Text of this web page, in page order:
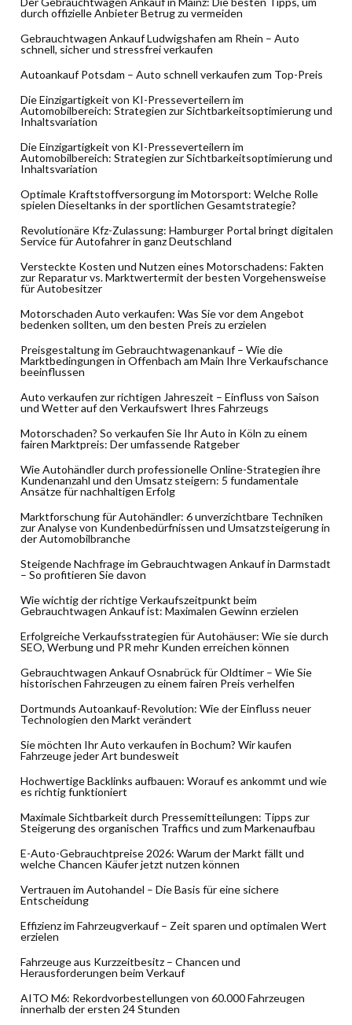
durch offizielle Anbieter Betrug zu vermeiden
Gebrauchtwagen Ankauf Ludwigshafen am Rhein – Auto
schnell, sicher und stressfrei verkaufen
Autoankauf Potsdam – Auto schnell verkaufen zum Top-Preis
Die Einzigartigkeit von KI-Presseverteilern im
Automobilbereich: Strategien zur Sichtbarkeitsoptimierung und
Inhaltsvariation
Die Einzigartigkeit von KI-Presseverteilern im
Automobilbereich: Strategien zur Sichtbarkeitsoptimierung und
Inhaltsvariation
Optimale Kraftstoffversorgung im Motorsport: Welche Rolle
spielen Dieseltanks in der sportlichen Gesamtstrategie?
Revolutionäre Kfz-Zulassung: Hamburger Portal bringt digitalen
Service für Autofahrer in ganz Deutschland
Versteckte Kosten und Nutzen eines Motorschadens: Fakten
zur Reparatur vs. Marktwertermit der besten Vorgehensweise
für Autobesitzer
Motorschaden Auto verkaufen: Was Sie vor dem Angebot
bedenken sollten, um den besten Preis zu erzielen
Preisgestaltung im Gebrauchtwagenankauf – Wie die
Marktbedingungen in Offenbach am Main Ihre Verkaufschance
beeinflussen
Auto verkaufen zur richtigen Jahreszeit – Einfluss von Saison
und Wetter auf den Verkaufswert Ihres Fahrzeugs
Motorschaden? So verkaufen Sie Ihr Auto in Köln zu einem
fairen Marktpreis: Der umfassende Ratgeber
Wie Autohändler durch professionelle Online-Strategien ihre
Kundenanzahl und den Umsatz steigern: 5 fundamentale
Ansätze für nachhaltigen Erfolg
Marktforschung für Autohändler: 6 unverzichtbare Techniken
zur Analyse von Kundenbedürfnissen und Umsatzsteigerung in
der Automobilbranche
Steigende Nachfrage im Gebrauchtwagen Ankauf in Darmstadt
– So profitieren Sie davon
Wie wichtig der richtige Verkaufszeitpunkt beim
Gebrauchtwagen Ankauf ist: Maximalen Gewinn erzielen
Erfolgreiche Verkaufsstrategien für Autohäuser: Wie sie durch
SEO, Werbung und PR mehr Kunden erreichen können
Gebrauchtwagen Ankauf Osnabrück für Oldtimer – Wie Sie
historischen Fahrzeugen zu einem fairen Preis verhelfen
Dortmunds Autoankauf-Revolution: Wie der Einfluss neuer
Technologien den Markt verändert
Sie möchten Ihr Auto verkaufen in Bochum? Wir kaufen
Fahrzeuge jeder Art bundesweit
Hochwertige Backlinks aufbauen: Worauf es ankommt und wie
es richtig funktioniert
Maximale Sichtbarkeit durch Pressemitteilungen: Tipps zur
Steigerung des organischen Traffics und zum Markenaufbau
E-Auto-Gebrauchtpreise 2026: Warum der Markt fällt und
welche Chancen Käufer jetzt nutzen können
Vertrauen im Autohandel – Die Basis für eine sichere
Entscheidung
Effizienz im Fahrzeugverkauf – Zeit sparen und optimalen Wert
erzielen
Fahrzeuge aus Kurzzeitbesitz – Chancen und
Herausforderungen beim Verkauf
AITO M6: Rekordvorbestellungen von 60.000 Fahrzeugen
innerhalb der ersten 24 Stunden